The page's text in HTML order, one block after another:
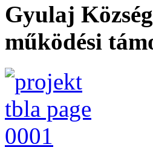
Gyulaj
működési